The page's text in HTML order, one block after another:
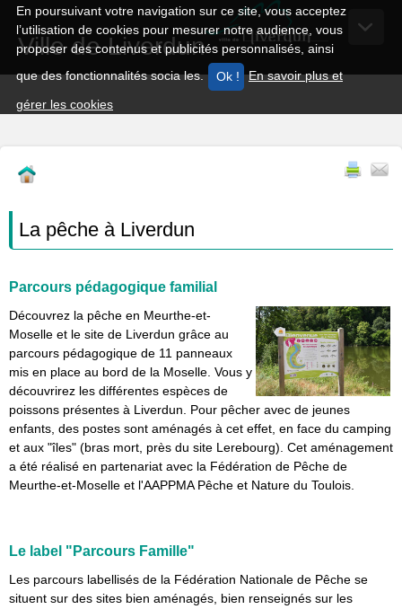
En poursuivant votre navigation sur ce site, vous acceptez
l’utilisation de cookies pour mesurer notre audience, vous
proposer des contenus et publicités personnalisés, ainsi
que des fonctionnalités socia les.
En savoir plus et
gérer les cookies
Ville de Liverdun
La pêche à Liverdun
Parcours pédagogique familial
Découvrez la pêche en Meurthe-et-
Moselle et le site de Liverdun grâce au
parcours pédagogique de 11 panneaux
mis en place au bord de la Moselle. Vous y
découvrirez les différentes espèces de
poissons présentes à Liverdun. Pour pêcher avec de jeunes
enfants, des postes sont aménagés à cet effet, en face du camping
et aux "îles" (bras mort, près du site Lerebourg). Cet aménagement
a été réalisé en partenariat avec la Fédération de Pêche de
Meurthe-et-Moselle et l'AAPPMA Pêche et Nature du Toulois.
Le label "Parcours Famille"
Les parcours labellisés de la Fédération Nationale de Pêche se
situent sur des sites bien aménagés, bien renseignés sur les